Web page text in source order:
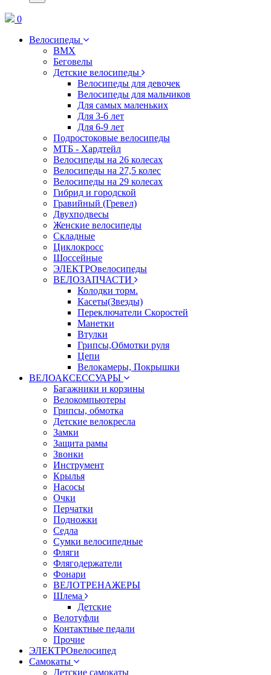
0
Велосипеды
BMX
Беговелы
Детские велосипеды
Велосипеды для девочек
Велосипеды для мальчиков
Для самых маленьких
Для 3-6 лет
Для 6-9 лет
Подростоковые велосипеды
МТБ - Хардтейл
Велосипеды на 26 колесах
Велосипеды на 27,5 колес
Велосипеды на 29 колесах
Гибрид и городской
Гравийный (Гревел)
Двухподвесы
Женские велосипеды
Складные
Циклокросс
Шоссейные
ЭЛЕКТРОвелосипеды
ВЕЛОЗАПЧАСТИ
Колодки торм.
Касеты(Звезды)
Переключатели Скоростей
Манетки
Втулки
Грипсы,Обмотки руля
Цепи
Велокамеры, Покрышки
ВЕЛОАКСЕССУАРЫ
Багажники и корзины
Велокомпьютеры
Грипсы, обмотка
Детские велокресла
Замки
Защита рамы
Звонки
Инструмент
Крылья
Насосы
Очки
Перчатки
Подножки
Седла
Сумки велосипедные
Фляги
Флягодержатели
Фонари
ВЕЛОТРЕНАЖЕРЫ
Шлема
Детские
Велотуфли
Контактные педали
Прочие
ЭЛЕКТРОвелосипед
Самокаты
Детские самокаты